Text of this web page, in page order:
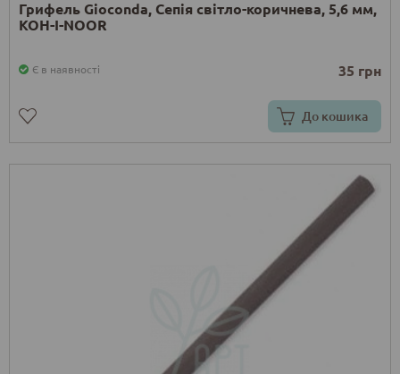
Грифель Gioconda, Сепія світло-коричнева, 5,6 мм,
KOH-I-NOOR
Є в наявності 35 грн
До кошика